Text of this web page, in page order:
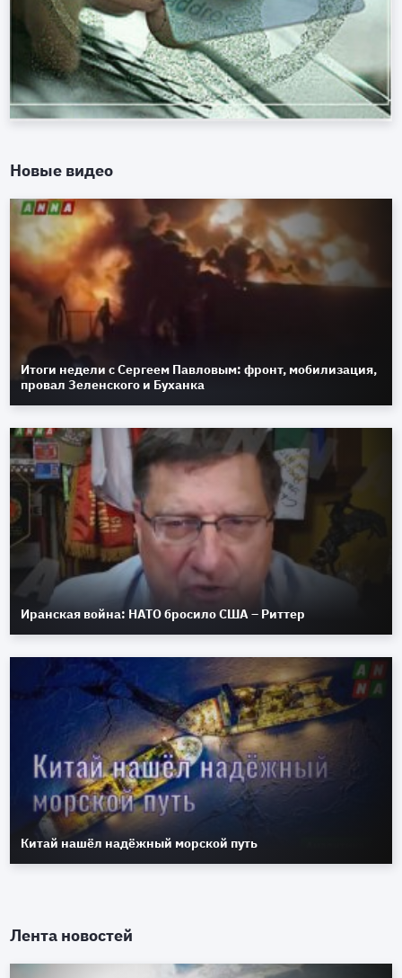
Новые видео
Итоги недели с Сергеем Павловым: фронт, мобилизация,
провал Зеленского и Буханка
Иранская война: НАТО бросило США – Риттер
Китай нашёл надёжный морской путь
Лента новостей